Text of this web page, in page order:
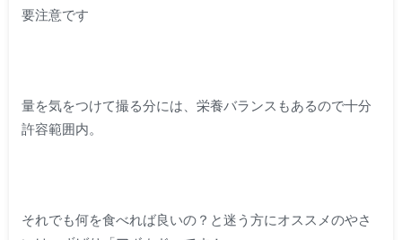
要注意です
量を気をつけて撮る分には、栄養バランスもあるので十分
許容範囲内。
それでも何を食べれば良いの？と迷う方にオススメのやさ